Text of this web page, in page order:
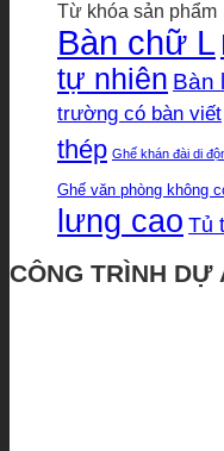
Từ khóa sản phẩm
Bàn chữ L
tự nhiên Bàn
trường có bàn viết
thép Ghế khán đài di
Ghế văn phòng không
lưng cao Tủ
CÔNG TRÌNH DỰ